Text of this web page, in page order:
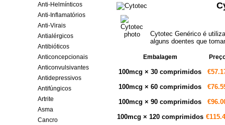
Anti-Helmínticos
Anti-Inflamatórios
Anti-Virais
Antialérgicos
Antibióticos
Anticoncepcionais
Anticonvulsivantes
Antidepressivos
Antifúngicos
Artrite
Asma
Cancro
Cytotec Genérico é
alguns doentes que
Embalagem
100mcg × 30 comprimidos
100mcg × 60 comprimidos
100mcg × 90 comprimidos
100mcg × 120 comprimidos